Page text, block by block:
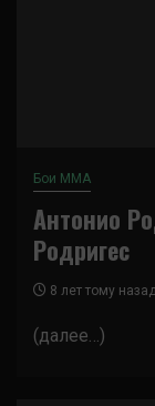
Бои ММА
Антонио
Родригес
8 лет тому
(далее…)